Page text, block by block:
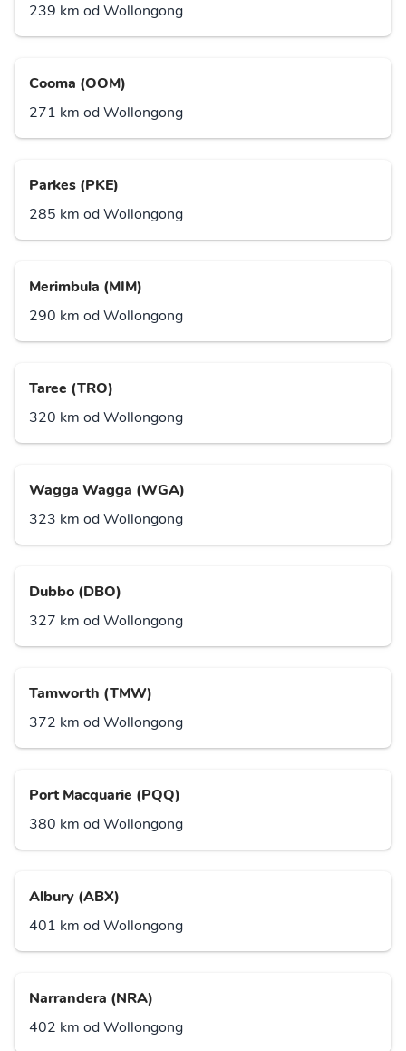
239 km od Wollongong
Cooma (OOM)
271 km od Wollongong
Parkes (PKE)
285 km od Wollongong
Merimbula (MIM)
290 km od Wollongong
Taree (TRO)
320 km od Wollongong
Wagga Wagga (WGA)
323 km od Wollongong
Dubbo (DBO)
327 km od Wollongong
Tamworth (TMW)
372 km od Wollongong
Port Macquarie (PQQ)
380 km od Wollongong
Albury (ABX)
401 km od Wollongong
Narrandera (NRA)
402 km od Wollongong